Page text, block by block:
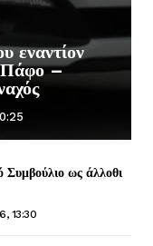
εναντίον
Πάφο –
ως άλλοθι
13:30